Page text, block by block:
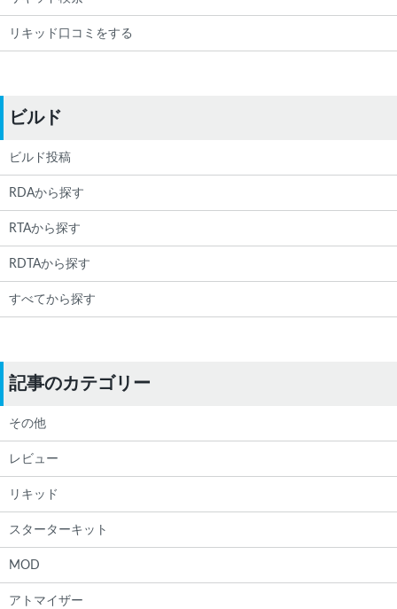
リキッド口コミをする
ビルド
ビルド投稿
RDAから探す
RTAから探す
RDTAから探す
すべてから探す
記事のカテゴリー
その他
レビュー
リキッド
スターターキット
MOD
アトマイザー